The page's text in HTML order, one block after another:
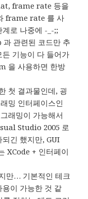
frame rate 등을
frame rate 를 사
로 나중에 -_-;;
관련된 코드만 추
기능이 다 들어가
을 사용하면 한방
첫 결과물인데, 굉
밍 인터페이스인
래밍이 가능해서
Studio 2005 로
긴 했지만, GUI
XCode + 인터페이
만… 기본적인 테크
이 가능한 것 같